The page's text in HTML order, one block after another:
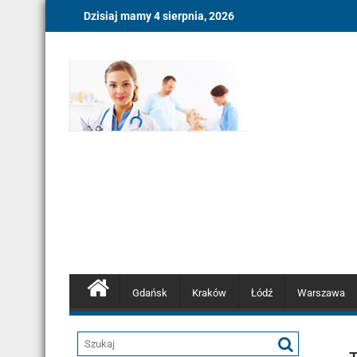
Dzisiaj mamy 4 sierpnia, 2026
Gdańsk Kraków Łódź Warszawa